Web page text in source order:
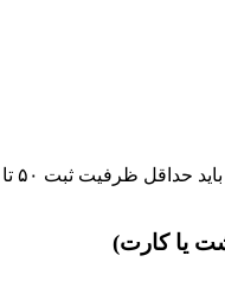
کافی است، بلکه رشد آهسته تیم شما در سال‌های آینده را هم پوشش می‌دهد.